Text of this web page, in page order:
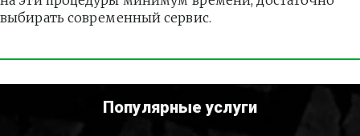
выбирать современный сервис.
Популярные услуги